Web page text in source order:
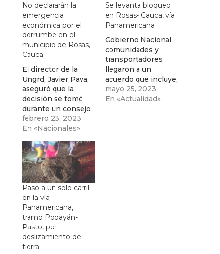
No declararán la
emergencia
económica por el
derrumbe en el
municipio de Rosas,
Cauca
El director de la
Ungrd, Javier Pava,
aseguró que la
decisión se tomó
durante un consejo
de ministros
realizado en la
Ipiales, Nariño.
febrero 23, 2023
En «Nacionales»
Se levanta bloqueo
en Rosas- Cauca, vía
Panamericana
Gobierno Nacional,
comunidades y
transportadores
llegaron a un
acuerdo que incluye,
entre otros
compromisos,
mayo 25, 2023
En «Actualidad»
Paso a un solo carril
en la vía
Panamericana,
tramo Popayán-
Pasto, por
deslizamiento de
tierra